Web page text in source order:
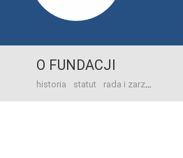
O FUNDACJI
historia statut rada i zarząd